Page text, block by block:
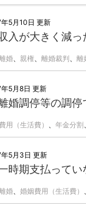
5月10日 更新
入が大きく減
婚、 親権、 離婚裁判、 離
5月8日 更新
婚調停等の調停
用（生活費） 、 年金分割 、
5月3日 更新
時期支払ってい
婚、 婚姻費用（生活費） 、